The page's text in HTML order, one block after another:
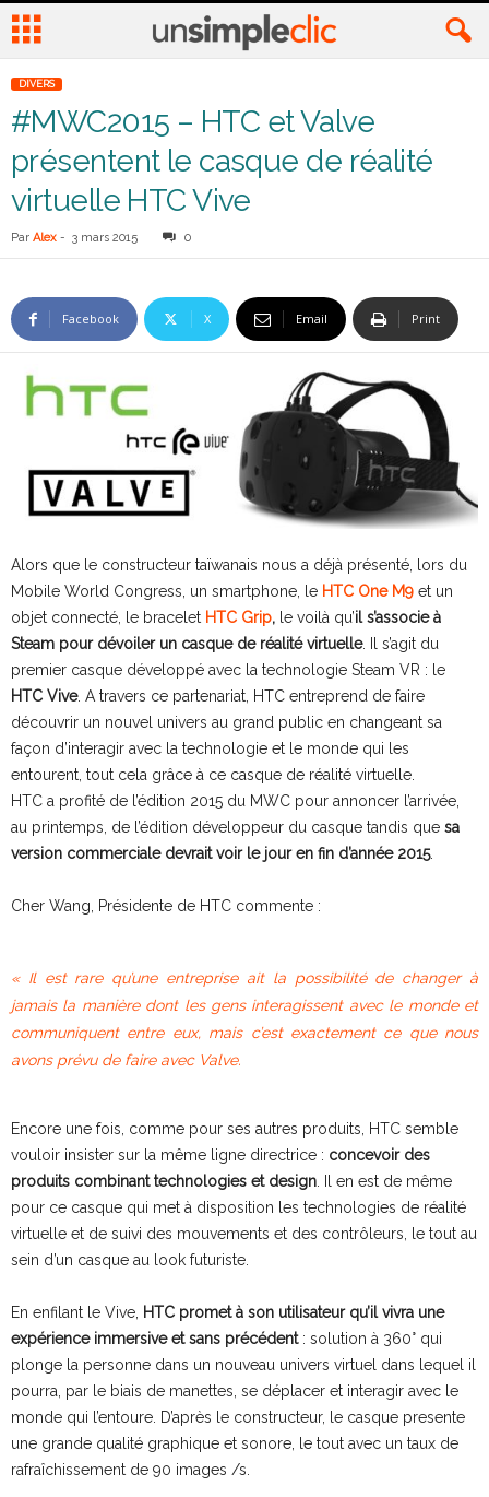
DIVERS
#MWC2015 – HTC et Valve
présentent le casque de réalité
virtuelle HTC Vive
Par Alex - 3 mars 2015 0
Facebook X Email Print
Alors que le constructeur taïwanais nous a déjà présenté, lors du
Mobile World Congress, un smartphone, le HTC One M9 et un
objet connecté, le bracelet HTC Grip, le voilà qu’il s’associe à
Steam pour dévoiler un casque de réalité virtuelle. Il s’agit du
premier casque développé avec la technologie Steam VR : le
HTC Vive. A travers ce partenariat, HTC entreprend de faire
découvrir un nouvel univers au grand public en changeant sa
façon d’interagir avec la technologie et le monde qui les
entourent, tout cela grâce à ce casque de réalité virtuelle.
HTC a profité de l’édition 2015 du MWC pour annoncer l’arrivée,
au printemps, de l’édition développeur du casque tandis que sa
version commerciale devrait voir le jour en fin d’année 2015.
Cher Wang, Présidente de HTC commente :
« Il est rare qu’une entreprise ait la possibilité de changer à
jamais la manière dont les gens interagissent avec le monde et
communiquent entre eux, mais c’est exactement ce que nous
avons prévu de faire avec Valve.
Encore une fois, comme pour ses autres produits, HTC semble
vouloir insister sur la même ligne directrice : concevoir des
produits combinant technologies et design . Il en est de même
pour ce casque qui met à disposition les technologies de réalité
virtuelle et de suivi des mouvements et des contrôleurs, le tout au
sein d’un casque au look futuriste.
En enfilant le Vive, HTC promet à son utilisateur qu’il vivra une
expérience immersive et sans précédent: solution à 360° qui
plonge la personne dans un nouveau univers virtuel dans lequel il
pourra, par le biais de manettes, se déplacer et interagir avec le
monde qui l’entoure. D’après le constructeur, le casque presente
une grande qualité graphique et sonore, le tout avec un taux de
rafraîchissement de 90 images /s.